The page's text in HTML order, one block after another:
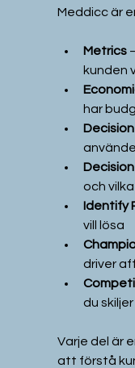
Meddicc är
Metrics
kunden
har
och
Identify
vill lösa
driver
du
Varje del är
att förstå